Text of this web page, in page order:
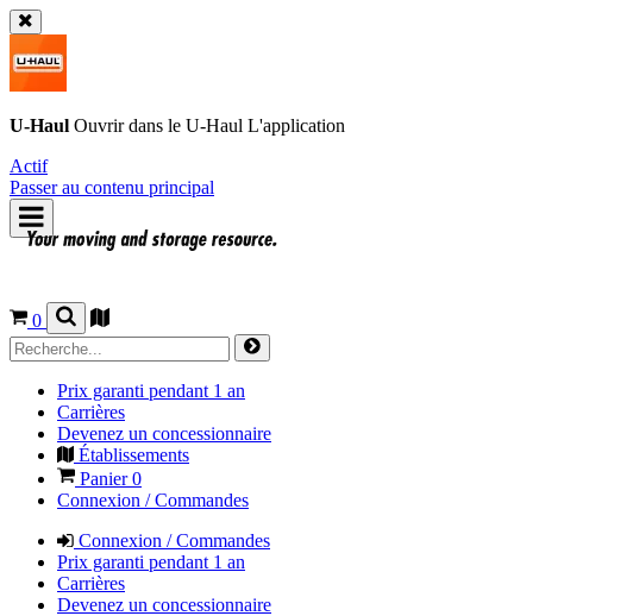
U-Haul Ouvrir dans le U-Haul L'application
Actif
Passer au contenu principal
0
Prix garanti pendant 1 an
Carrières
Devenez un concessionnaire
Établissements
Panier0
Connexion / Commandes
Connexion / Commandes
Prix garanti pendant 1 an
Carrières
Devenez un concessionnaire